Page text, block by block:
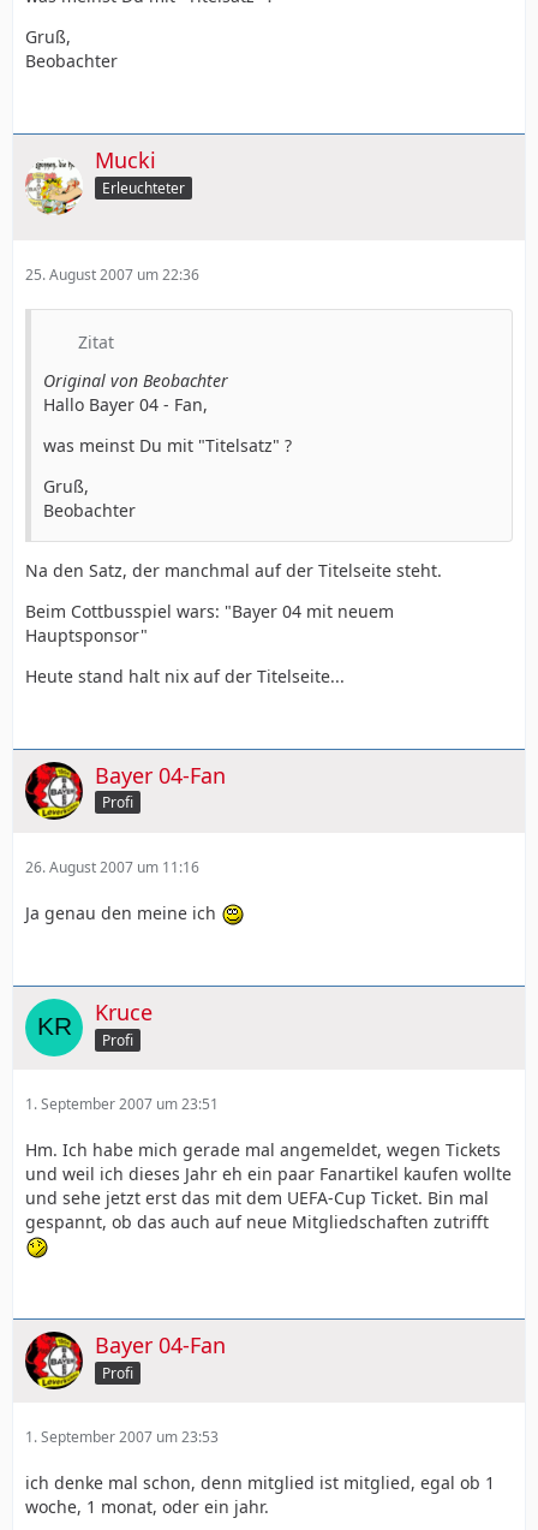
Gruß,
Beobachter
Mucki
Erleuchteter
25. August 2007 um 22:36
Zitat
Original von Beobachter
Hallo Bayer 04 - Fan,
was meinst Du mit "Titelsatz" ?
Gruß,
Beobachter
Na den Satz, der manchmal auf der Titelseite steht.
Beim Cottbusspiel wars: "Bayer 04 mit neuem
Hauptsponsor"
Heute stand halt nix auf der Titelseite...
Bayer 04-Fan
Profi
26. August 2007 um 11:16
Ja genau den meine ich
Kruce
Profi
1. September 2007 um 23:51
Hm. Ich habe mich gerade mal angemeldet, wegen Tickets
und weil ich dieses Jahr eh ein paar Fanartikel kaufen wollte
und sehe jetzt erst das mit dem UEFA-Cup Ticket. Bin mal
gespannt, ob das auch auf neue Mitgliedschaften zutrifft
Bayer 04-Fan
Profi
1. September 2007 um 23:53
ich denke mal schon, denn mitglied ist mitglied, egal ob 1
woche, 1 monat, oder ein jahr.